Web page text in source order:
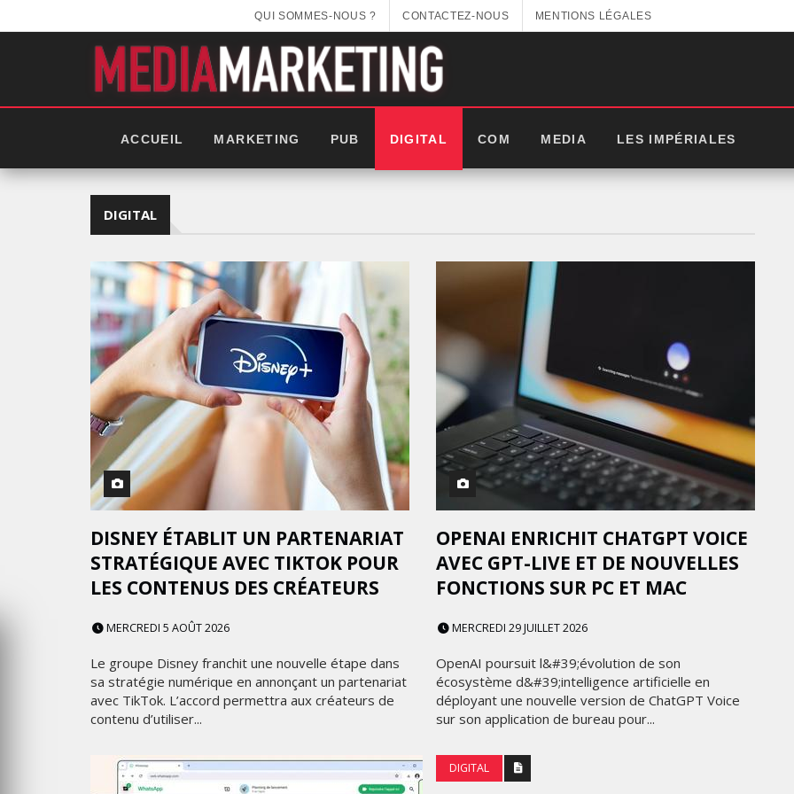
QUI SOMMES-NOUS ? CONTACTEZ-NOUS MENTIONS LÉGALES
ACCUEIL MARKETING PUB DIGITAL COM MEDIA LES IMPÉRIALES
DIGITAL
DISNEY ÉTABLIT UN PARTENARIAT
STRATÉGIQUE AVEC TIKTOK POUR
LES CONTENUS DES CRÉATEURS
MERCREDI 5 AOÛT 2026
Le groupe Disney franchit une nouvelle étape dans
sa stratégie numérique en annonçant un partenariat
avec TikTok. L’accord permettra aux créateurs de
contenu d’utiliser...
OPENAI ENRICHIT CHATGPT VOICE
AVEC GPT-LIVE ET DE NOUVELLES
FONCTIONS SUR PC ET MAC
MERCREDI 29 JUILLET 2026
OpenAI poursuit l&#39;évolution de son
écosystème d&#39;intelligence artificielle en
déployant une nouvelle version de ChatGPT Voice
sur son application de bureau pour...
DIGITAL
GITEX AFRICA MOROCCO 2024
MERCREDI 15 MAI 2024
GITEX AFRICA : LES NOUVELLES
FRONTIÈRES DE
L’INNOVATION AFRICAINE
LUNDI 6 AVRIL 2026
LE DESIGN
PUB
PROTECTION DE L’ENFANCE :
DÉTOURNE LA POP CULTURE
POUR DÉFENDRE LES FRATRIES
WEDGEWOOD WEDDINGS MISE
SUR UNE CAMPAGNE
NATIONALE POUR
RÉINVENTER L’EXPÉRIENCE DU
MARIAGE